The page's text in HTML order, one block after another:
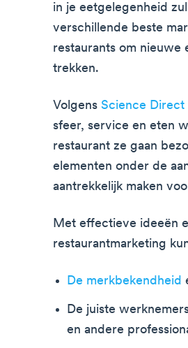
in je eetgelegenheid
verschillende beste
restaurants om nieuwe
trekken.
VolgensScience Direct
sfeer, service en eten
restaurant ze gaan
elementen onder de
aantrekkelijk maken
Met effectieve ideeën
restaurantmarketing
De merkbekendheid
De juiste
en andere